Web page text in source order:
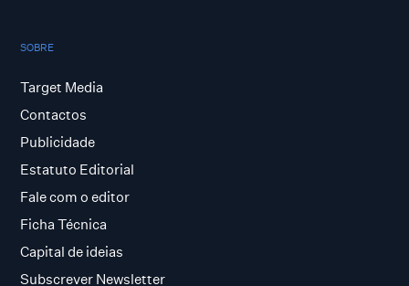
SOBRE
Target Media
Contactos
Publicidade
Estatuto Editorial
Fale com o editor
Ficha Técnica
Capital de ideias
Subscrever Newsletter